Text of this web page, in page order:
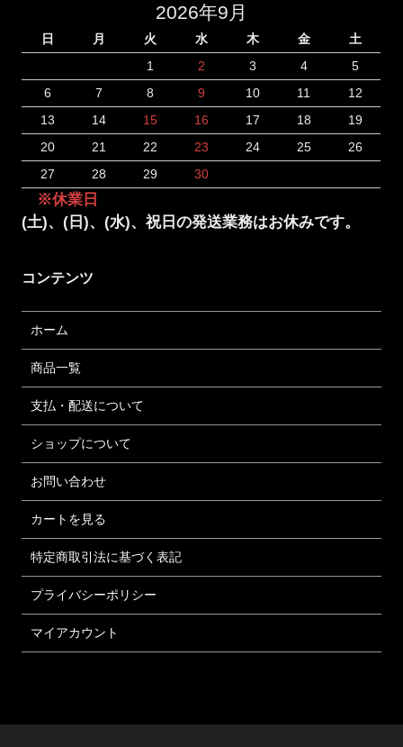
2026年9月
日 月 火 水 木 金
土
1
2 3 4
5
6
7 8 9 10 11
12
13
14 15 16 17 18
19
20
21 22 23 24 25
26
27
28 29 30
※休業日
(土)、(日)、(水)、祝日の発送業務はお休みです。
コンテンツ
ホーム
商品一覧
支払・配送について
ショップについて
お問い合わせ
カートを見る
特定商取引法に基づく表記
プライバシーポリシー
マイアカウント